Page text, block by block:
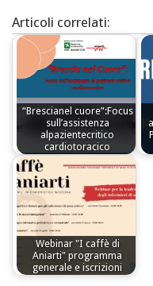
Articoli correlati:
“Brescianel cuore”:Focus
sull’assistenza
alpazientecritico
cardiotoracico
Webinar "I caffè di
Aniarti" programma
generale e iscrizioni